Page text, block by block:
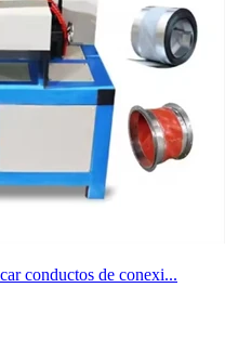
conductos de conexi...